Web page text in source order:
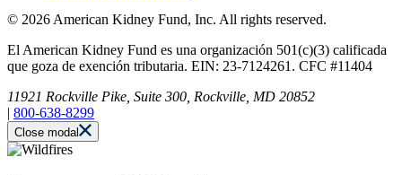
© 2026 American Kidney Fund, Inc. All rights reserved.
El American Kidney Fund es una organización 501(c)(3) calificada
que goza de exención tributaria. EIN: 23-7124261. CFC #11404
11921 Rockville Pike, Suite 300, Rockville, MD 20852
| 800-638-8299
Close modal